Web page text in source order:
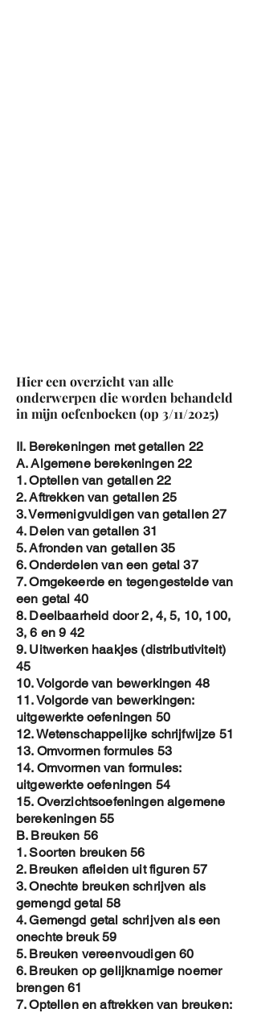
Hier een overzicht van alle
onderwerpen die worden behandeld
in mijn oefenboeken (op 3/11/2025)
II. Berekeningen met getallen 22
A. Algemene berekeningen 22
1. Optellen van getallen 22
2. Aftrekken van getallen 25
3. Vermenigvuldigen van getallen 27
4. Delen van getallen 31
5. Afronden van getallen 35
6. Onderdelen van een getal 37
7. Omgekeerde en tegengestelde van
een getal 40
8. Deelbaarheid door 2, 4, 5, 10, 100,
3, 6 en 9 42
9. Uitwerken haakjes (distributiviteit)
45
10. Volgorde van bewerkingen 48
11. Volgorde van bewerkingen:
uitgewerkte oefeningen 50
12. Wetenschappelijke schrijfwijze 51
13. Omvormen formules 53
14. Omvormen van formules:
uitgewerkte oefeningen 54
15. Overzichtsoefeningen algemene
berekeningen 55
B. Breuken 56
1. Soorten breuken 56
2. Breuken afleiden uit figuren 57
3. Onechte breuken schrijven als
gemengd getal 58
4. Gemengd getal schrijven als een
onechte breuk 59
5. Breuken vereenvoudigen 60
6. Breuken op gelijknamige noemer
brengen 61
7. Optellen en aftrekken van breuken: